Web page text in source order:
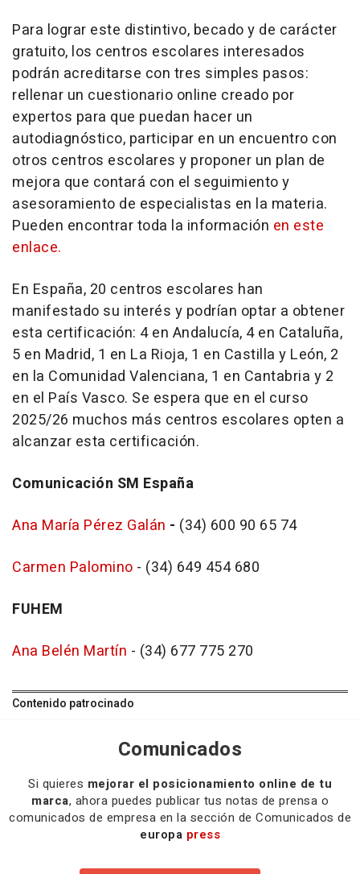
Para lograr este distintivo, becado y de carácter
gratuito, los centros escolares interesados
podrán acreditarse con tres simples pasos:
rellenar un cuestionario online creado por
expertos para que puedan hacer un
autodiagnóstico, participar en un encuentro con
otros centros escolares y proponer un plan de
mejora que contará con el seguimiento y
asesoramiento de especialistas en la materia.
Pueden encontrar toda la información en este
enlace.
En España, 20 centros escolares han
manifestado su interés y podrían optar a obtener
esta certificación: 4 en Andalucía, 4 en Cataluña,
5 en Madrid, 1 en La Rioja, 1 en Castilla y León, 2
en la Comunidad Valenciana, 1 en Cantabria y 2
en el País Vasco. Se espera que en el curso
2025/26 muchos más centros escolares opten a
alcanzar esta certificación.
Comunicación SM España
Ana María Pérez Galán - (34) 600 90 65 74
Carmen Palomino - (34) 649 454 680
FUHEM
Ana Belén Martín - (34) 677 775 270
Contenido patrocinado
Comunicados
Si quieres mejorar el posicionamiento online de tu
marca, ahora puedes publicar tus notas de prensa o
comunicados de empresa en la sección de Comunicados de
europa press